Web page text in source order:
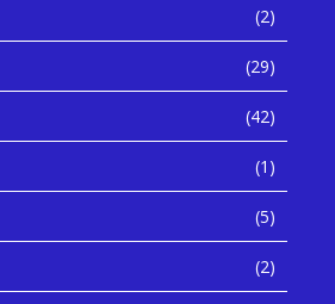
(2)
(29)
(42)
(1)
(5)
(2)